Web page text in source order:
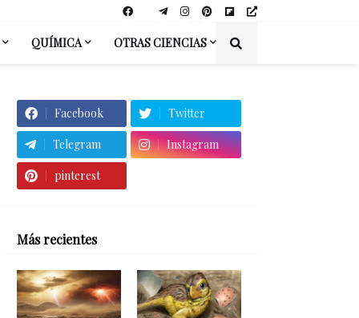
QUÍMICA OTRAS CIENCIAS
Facebook Twitter
Telegram Instagram
pinterest
Más recientes